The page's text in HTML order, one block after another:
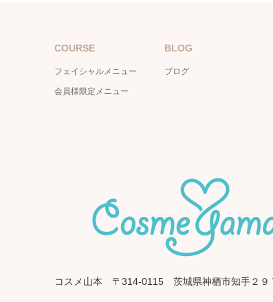
COURSE
フェイシャルメニュー
会員様限定メニュー
BLOG
ブログ
コスメ山本 〒314-0115 茨城県神栖市知手２９